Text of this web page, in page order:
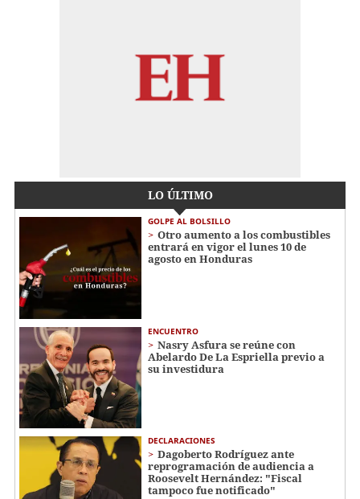
LO ÚLTIMO
GOLPE AL BOLSILLO
Otro aumento a los combustibles
entrará en vigor el lunes 10 de
agosto en Honduras
ENCUENTRO
Nasry Asfura se reúne con
Abelardo De La Espriella previo a
su investidura
DECLARACIONES
Dagoberto Rodríguez ante
reprogramación de audiencia a
Roosevelt Hernández: "Fiscal
tampoco fue notificado"